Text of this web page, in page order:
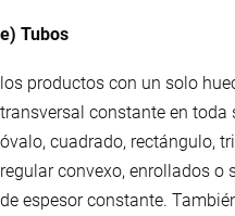
e) Tubos
los productos con un solo
transversal constante en toda
óvalo, cuadrado, rectángulo,
regular convexo, enrollados o
de espesor constante.